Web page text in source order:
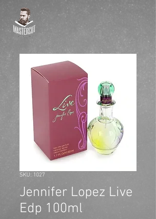
SKU: 1027
Jennifer Lopez Live
Edp 100ml